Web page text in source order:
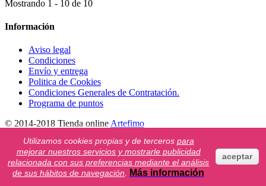
Mostrando 1 - 10 de 10
Información
Aviso legal
Condiciones
Envío y entrega
Politica de Cookies
Condiciones Generales de Contratación.
Programa de puntos
© 2014-2018 Tienda online Artefimo
Mi cuenta
Mis pedidos
Mis vales descuento
Utilizamos cookies propias y de terceros para
mejorar nuestros servicios y mostrarle publicidad
relacionada con sus preferencias mediante el análisis
de sus hábitos de navegación
Más información
aceptar